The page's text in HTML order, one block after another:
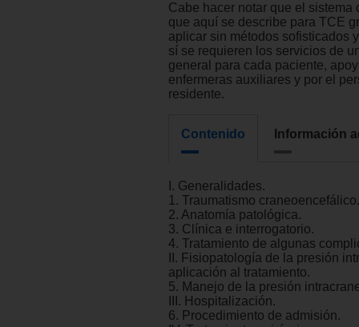
Cabe hacer notar que el sistema
que aquí se describe para TCE
aplicar sin métodos sofisticados
sí se requieren los servicios de
general para cada paciente,
enfermeras auxiliares y por el
residente.
Contenido Información
I. Generalidades.
1. Traumatismo craneoencefálico.
2. Anatomía patológica.
3. Clínica e interrogatorio.
4. Tratamiento de algunas
II. Fisiopatología de la presión
aplicación al tratamiento.
5. Manejo de la presión
III. Hospitalización.
6. Procedimiento de admisión.